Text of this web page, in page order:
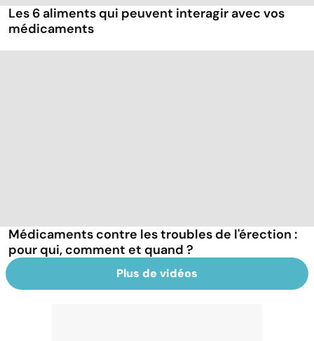
Les 6 aliments qui peuvent interagir avec vos
médicaments
Médicaments contre les troubles de l'érection :
pour qui, comment et quand ?
Plus de vidéos